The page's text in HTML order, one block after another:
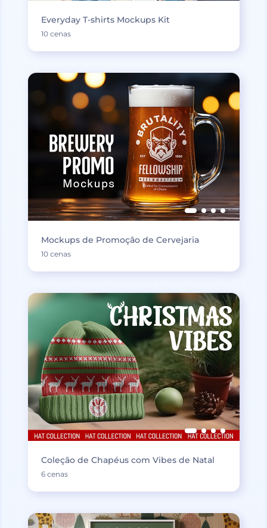
Everyday T-shirts Mockups Kit
10 cenas
Mockups de Promoção de Cervejaria
10 cenas
Coleção de Chapéus com Vibes de Natal
6 cenas